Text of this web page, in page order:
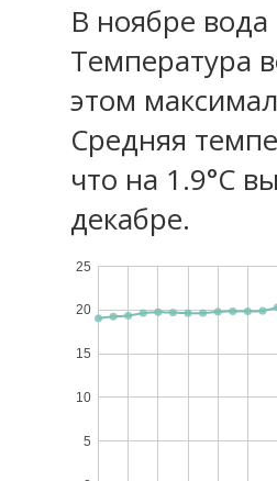
В ноябре
Температура
этом
Средняя
что на 1.9°C
декабре.
5
10
15
20
25